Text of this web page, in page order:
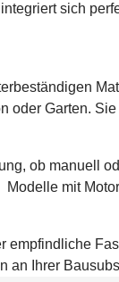
sich
oder Garten.
ob manuell
Modelle mit
empfindliche
an Ihrer